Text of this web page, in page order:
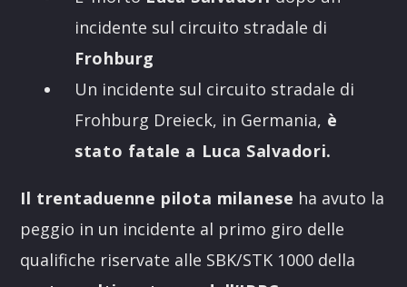
incidente sul circuito stradale di
Frohburg
Un incidente sul circuito stradale di
Frohburg Dreieck, in Germania, è
stato fatale a Luca Salvadori.
Il trentaduenne pilota milanese ha avuto la
peggio in un incidente al primo giro delle
qualifiche riservate alle SBK/STK 1000 della